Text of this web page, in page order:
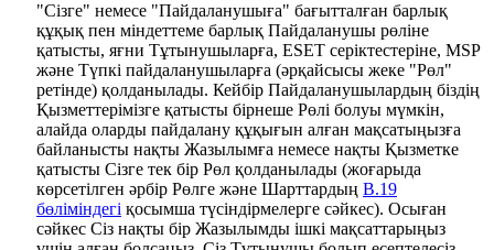
"Сізге" немесе "Пайдаланушыға" бағытталған барлық
құқық пен міндеттеме барлық Пайдаланушы рөліне
қатысты, яғни Тұтынушыларға, ESET серіктестеріне, MSP
және Түпкі пайдаланушыларға (әрқайсысы жеке "Рөл"
ретінде) қолданылады. Кейбір Пайдаланушылардың біздің
Қызметтерімізге қатысты бірнеше Рөлі болуы мүмкін,
алайда оларды пайдалану құқығын алған мақсатыңызға
байланысты нақты Жазылымға немесе нақты Қызметке
қатысты Сізге тек бір Рөл қолданылады (жоғарыда
көрсетілген әрбір Рөлге және Шарттардың B.19
бөліміндегі қосымша түсіндірмелерге сәйкес). Осыған
сәйкес Сіз нақты бір Жазылымды ішкі мақсаттарыңыз